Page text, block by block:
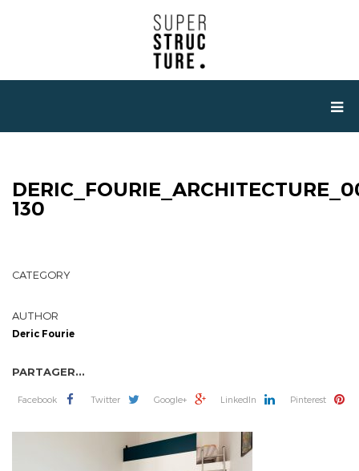
130
CATEGORY
AUTHOR
Deric Fourie
PARTAGER...
Facebook Twitter Google+ LinkedIn Pinterest